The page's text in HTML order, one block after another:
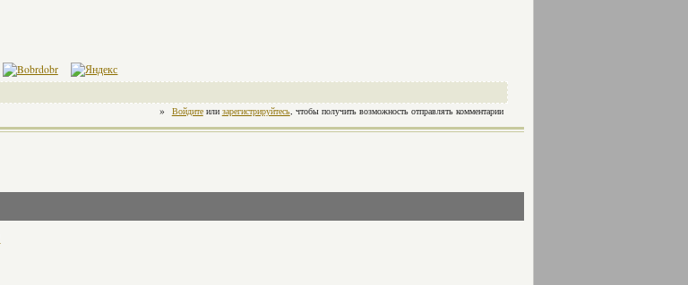
»
Войдитеили зарегистрируйтесь, чтобы получить возможность отправлять комментарии